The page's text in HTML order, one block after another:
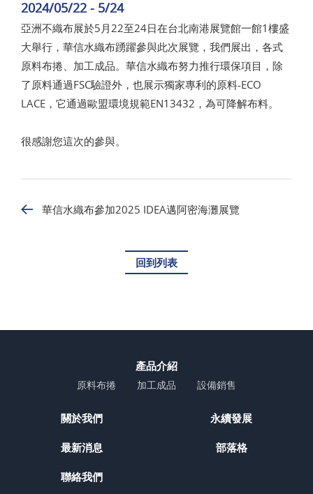
2024/05/22 - 5/24
亞洲不織布展於5月22至24日在台北南港展覽館一館1樓盛
大舉行，華信水織布踴躍參與此次展覽，我們展出，各式
原料布捲、加工成品。華信水織布努力推行環保項目，除
了原料通過FSC驗證外，也展示獨家專利的原料-ECO
LACE，它通過歐盟環境規範EN13432，為可降解布料。
很感謝您這次的參與。
華信水織布參加2025 IDEA邁阿密海灘展覽
回到列表
產品介紹
原料布捲 加工成品 設備銷售
關於我們 永續發展
最新消息 部落格
聯絡我們